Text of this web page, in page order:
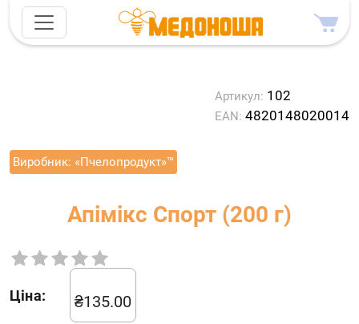
Артикул: 102
EAN: 4820148020014
Виробник: «Пчелопродукт»™
Апімікс Спорт (200 г)
Ціна: ₴135.00